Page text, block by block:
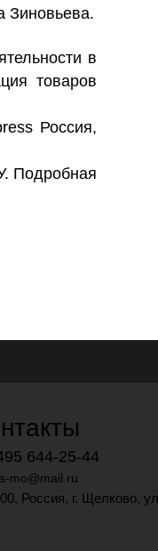
Зиновьева.
в
товаров
Россия,
. Подробная
644-25-44
mo@mail.ru
Россия, г. Щелково,